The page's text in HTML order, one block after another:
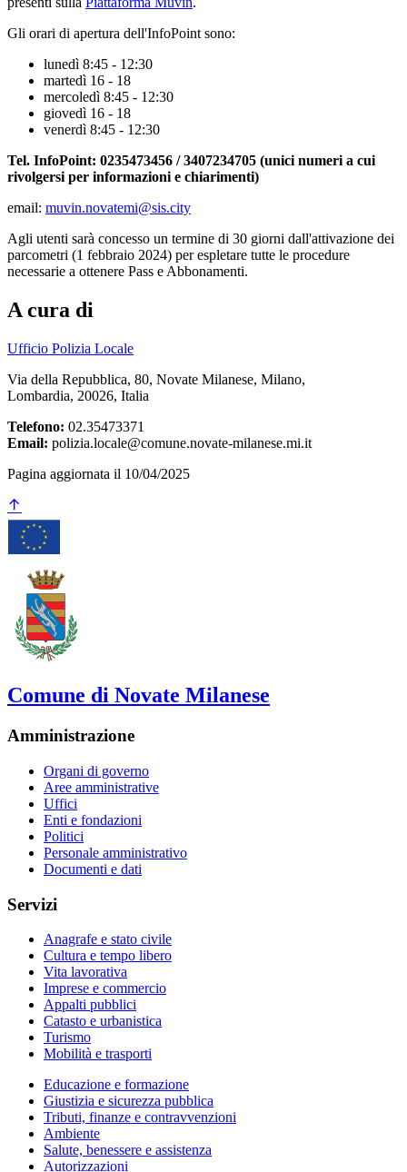
Gli orari di apertura dell'InfoPoint sono:
lunedì 8:45 - 12:30
martedì 16 - 18
mercoledì 8:45 - 12:30
giovedì 16 - 18
venerdì 8:45 - 12:30
Tel. InfoPoint: 0235473456 / 3407234705 (unici numeri a cui
rivolgersi per informazioni e chiarimenti)
email: muvin.novatemi@sis.city
Agli utenti sarà concesso un termine di 30 giorni dall'attivazione dei
parcometri (1 febbraio 2024) per espletare tutte le procedure
necessarie a ottenere Pass e Abbonamenti.
A cura di
Ufficio Polizia Locale
Via della Repubblica, 80, Novate Milanese, Milano,
Lombardia, 20026, Italia
Telefono: 02.35473371
Email: polizia.locale@comune.novate-milanese.mi.it
Pagina aggiornata il 10/04/2025
Comune di Novate Milanese
Amministrazione
Organi di governo
Aree amministrative
Uffici
Enti e fondazioni
Politici
Personale amministrativo
Documenti e dati
Servizi
Anagrafe e stato civile
Cultura e tempo libero
Vita lavorativa
Imprese e commercio
Appalti pubblici
Catasto e urbanistica
Turismo
Mobilità e trasporti
Educazione e formazione
Giustizia e sicurezza pubblica
Tributi, finanze e contravvenzioni
Ambiente
Salute, benessere e assistenza
Autorizzazioni